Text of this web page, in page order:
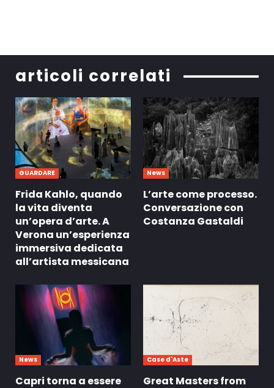
articoli correlati
GUARDARE
Frida Kahlo, quando
la vita diventa
un’opera d’arte. A
Verona un’esperienza
immersiva dedicata
all’artista messicana
News
L’arte come processo.
Conversazione con
Costanza Gastaldi
News
Capri torna a essere
Case d'Aste
Great Masters from